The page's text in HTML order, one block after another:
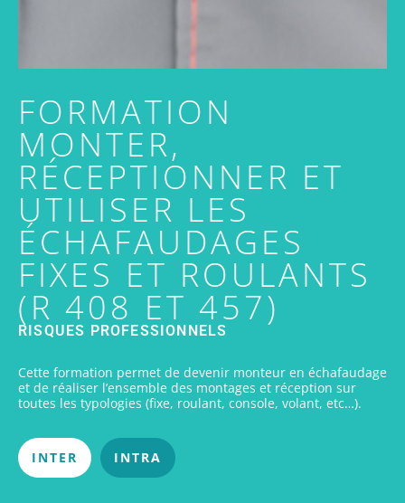
FORMATION
MONTER,
RÉCEPTIONNER ET
UTILISER LES
ÉCHAFAUDAGES
FIXES ET ROULANTS
(R 408 ET 457)
RISQUES PROFESSIONNELS
Cette formation permet de devenir monteur en échafaudage
et de réaliser l’ensemble des montages et réception sur
toutes les typologies (fixe, roulant, console, volant, etc…).
INTER INTRA